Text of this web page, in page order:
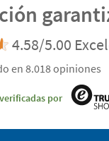
4.58/5.00
en 8.018 opiniones
por